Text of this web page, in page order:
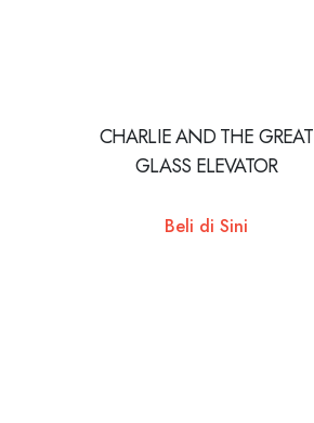
CHARLIE AND THE GREAT
GLASS ELEVATOR
Beli di Sini